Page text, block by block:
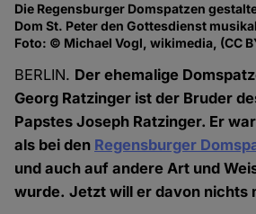
Die Regensburger Domspatzen
Dom St. Peter den Gottesdienst
Foto: © Michael Vogl, wikimedia, (CC
BERLIN. Der ehemalige
Georg Ratzinger ist der Bruder
Papstes Joseph Ratzinger. Er
als bei den Regensburger
und auch auf andere Art und
wurde. Jetzt will er davon nichts